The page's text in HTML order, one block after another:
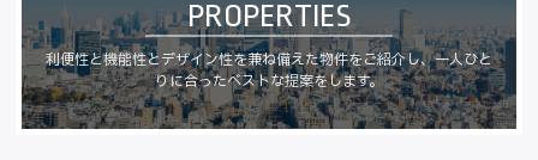
利便性と機能性とデザイン性を兼ね備えた物件をご紹介し、一人ひと
りに合ったベストな提案をします。